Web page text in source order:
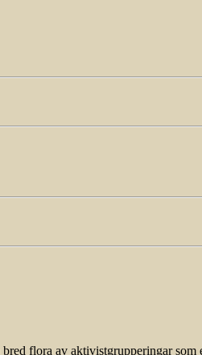
flora av aktivistgrupperingar som